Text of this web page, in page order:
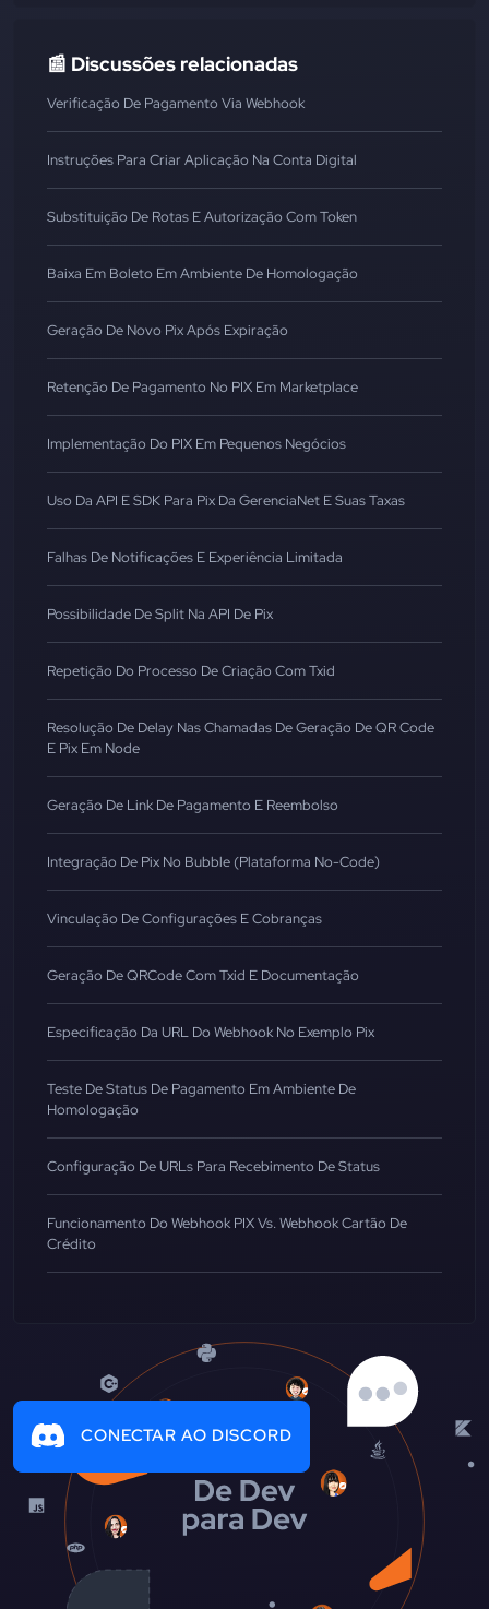
📰 Discussões relacionadas
Verificação De Pagamento Via Webhook
Instruções Para Criar Aplicação Na Conta Digital
Substituição De Rotas E Autorização Com Token
Baixa Em Boleto Em Ambiente De Homologação
Geração De Novo Pix Após Expiração
Retenção De Pagamento No PIX Em Marketplace
Implementação Do PIX Em Pequenos Negócios
Uso Da API E SDK Para Pix Da GerenciaNet E Suas Taxas
Falhas De Notificações E Experiência Limitada
Possibilidade De Split Na API De Pix
Repetição Do Processo De Criação Com Txid
Resolução De Delay Nas Chamadas De Geração De QR Code
E Pix Em Node
Geração De Link De Pagamento E Reembolso
Integração De Pix No Bubble (Plataforma No-Code)
Vinculação De Configurações E Cobranças
Geração De QRCode Com Txid E Documentação
Especificação Da URL Do Webhook No Exemplo Pix
Teste De Status De Pagamento Em Ambiente De
Homologação
Configuração De URLs Para Recebimento De Status
Funcionamento Do Webhook PIX Vs. Webhook Cartão De
Crédito
CONECTAR AO DISCORD